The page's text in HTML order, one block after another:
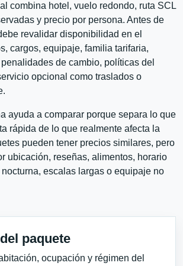
combina hotel, vuelo redondo, ruta SCL
y precio por persona. Antes de
revalidar disponibilidad en el
cargos, equipaje, familia tarifaria,
de cambio, políticas del
opcional como traslados o
ayuda a comparar porque separa lo que
rápida de lo que realmente afecta la
pueden tener precios similares, pero
ubicación, reseñas, alimentos, horario
escalas largas o equipaje no
paquete
ocupación y régimen del